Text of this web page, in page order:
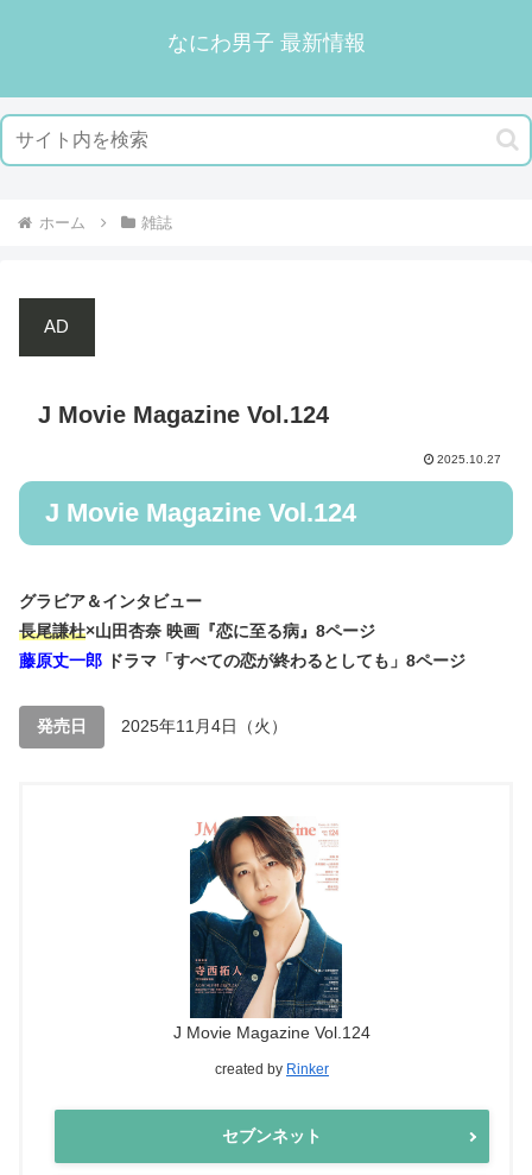
なにわ男子 最新情報
ホーム 雑誌
AD
J Movie Magazine Vol.124
2025.10.27
J Movie Magazine Vol.124
グラビア＆インタビュー
長尾謙杜×山田杏奈 映画『恋に至る病』8ページ
藤原丈一郎 ドラマ「すべての恋が終わるとしても」8ページ
発売日 2025年11月4日（火）
J Movie Magazine Vol.124
created by Rinker
セブンネット